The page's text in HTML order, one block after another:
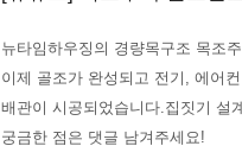
뉴타임하우징의 경량목구조 목조
이제 골조가 완성되고 전기, 에어
배관이 시공되었습니다.집짓기 설
궁금한 점은 댓글 남겨주세요!